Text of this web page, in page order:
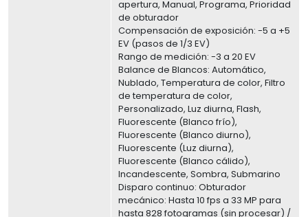
apertura, Manual, Programa, Prioridad
de obturador
Compensación de exposición: -5 a +5
EV (pasos de 1/3 EV)
Rango de medición: -3 a 20 EV
Balance de Blancos: Automático,
Nublado, Temperatura de color, Filtro
de temperatura de color,
Personalizado, Luz diurna, Flash,
Fluorescente (Blanco frío),
Fluorescente (Blanco diurno),
Fluorescente (Luz diurna),
Fluorescente (Blanco cálido),
Incandescente, Sombra, Submarino
Disparo continuo: Obturador
mecánico: Hasta 10 fps a 33 MP para
hasta 828 fotogramas (sin procesar) /